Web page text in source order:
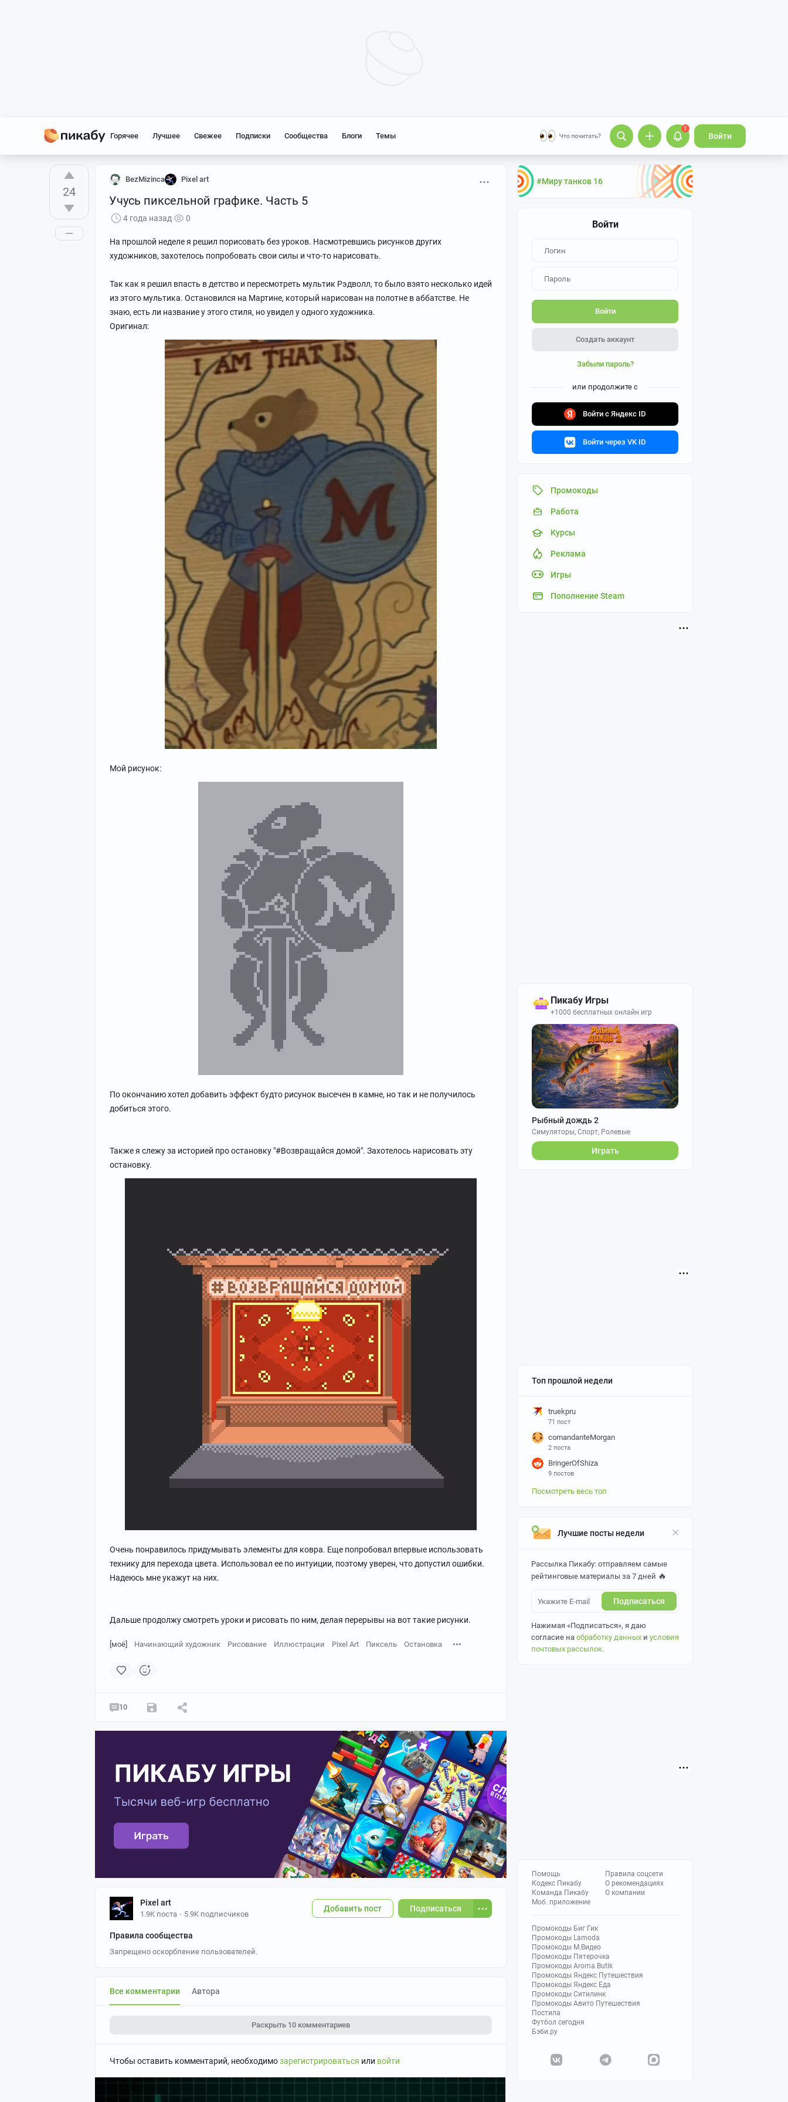
Горячее Лучшее Свежее Подписки Сообщества Блоги Темы
1
Войти
#Миру танков 16
Войти
Войти
Создать аккаунт
Забыли пароль?
или продолжите с
Войти с Яндекс ID
Войти через VK ID
Промокоды
Работа
Курсы
Реклама
Игры
Пополнение Steam
Пикабу Игры
+1000 бесплатных онлайн игр
Рыбный дождь 2
Симуляторы, Спорт, Ролевые
Играть
Топ прошлой недели
truekpru
71 пост
comandanteMorgan
2 поста
BringerOfShiza
9 постов
Посмотреть весь топ
Лучшие посты недели
Рассылка Пикабу: отправляем самые
рейтинговые материалы за 7 дней 🔥
Подписаться
Нажимая «Подписаться», я даю
согласие на обработку данных и условия
почтовых рассылок.
Помощь
Кодекс Пикабу
Команда Пикабу
Моб. приложение
Правила соцсети
О рекомендациях
О компании
Промокоды Биг Гик
Промокоды Lamoda
Промокоды М.Видео
Промокоды Пятерочка
Промокоды Aroma Butik
Промокоды Яндекс Путешествия
Промокоды Яндекс Еда
Промокоды Ситилинк
Промокоды Авито Путешествия
Постила
Футбол сегодня
Бэби.ру
24
BezMizinca Pixel art
Учусь пиксельной графике. Часть 5
4 года назад 0
На прошлой неделе я решил порисовать без уроков. Насмотревшись рисунков других
художников, захотелось попробовать свои силы и что-то нарисовать.
Так как я решил впасть в детство и пересмотреть мультик Рэдволл, то было взято несколько идей
из этого мультика. Остановился на Мартине, который нарисован на полотне в аббатстве. Не
знаю, есть ли название у этого стиля, но увидел у одного художника.
Оригинал:
Мой рисунок:
По окончанию хотел добавить эффект будто рисунок высечен в камне, но так и не получилось
добиться этого.
Также я слежу за историей про остановку "#Возвращайся домой". Захотелось нарисовать эту
остановку.
Очень понравилось придумывать элементы для ковра. Еще попробовал впервые использовать
технику для перехода цвета. Использовал ее по интуиции, поэтому уверен, что допустил ошибки.
Надеюсь мне укажут на них.
Дальше продолжу смотреть уроки и рисовать по ним, делая перерывы на вот такие рисунки.
[моё] Начинающий художник Рисование Иллюстрации Pixel Art Пиксель Остановка
10
Pixel art
1.9K поста 5.9K подписчиков
Подписаться
Добавить пост
Правила сообщества
Запрещено оскорбление пользователей.
Все комментарии Автора
Раскрыть 10 комментариев
Чтобы оставить комментарий, необходимозарегистрироваться или войти